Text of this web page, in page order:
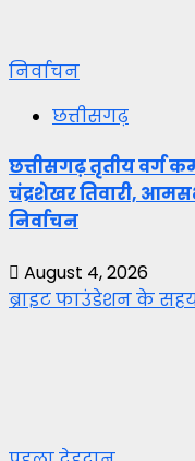
निर्वाचन
छत्तीसगढ़
छत्तीसगढ़ तृतीय वर्ग
चंद्रशेखर तिवारी,
निर्वाचन
August 4, 2026
ब्राइट फाउंडेशन के